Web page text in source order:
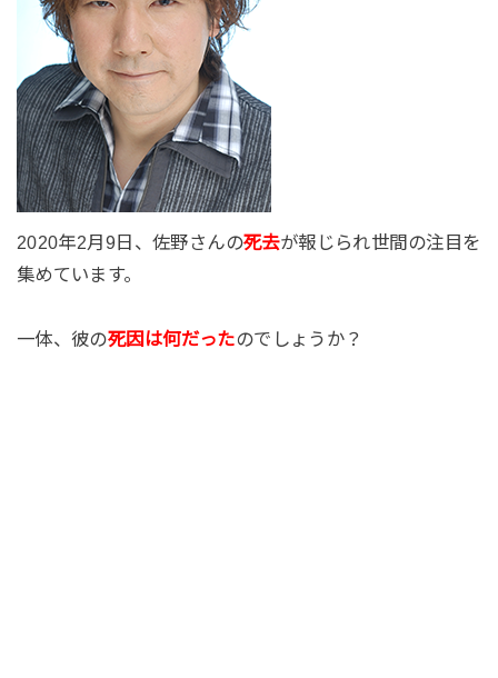
2020年2月9日、佐野さんの死去が報じられ世間の注目を
集めています。
一体、彼の死因は何だったのでしょうか？